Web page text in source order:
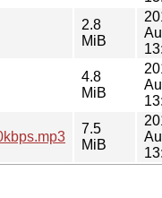
2.8
MiB
4.8
MiB
7.5
MiB